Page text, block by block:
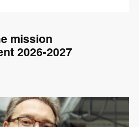
mission
2026-2027